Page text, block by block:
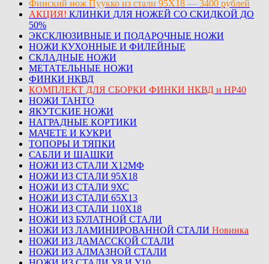
Финский нож Пуукко из стали 95Х18 — 3400 рублей
АКЦИЯ! КЛИНКИ ДЛЯ НОЖЕЙ СО СКИДКОЙ ДО
50%
ЭКСКЛЮЗИВНЫЕ И ПОДАРОЧНЫЕ НОЖИ
НОЖИ КУХОННЫЕ И ФИЛЕЙНЫЕ
СКЛАДНЫЕ НОЖИ
МЕТАТЕЛЬНЫЕ НОЖИ
ФИНКИ НКВД
КОМПЛЕКТ ДЛЯ СБОРКИ ФИНКИ НКВД и НР40
НОЖИ ТАНТО
ЯКУТСКИЕ НОЖИ
НАГРАДНЫЕ КОРТИКИ
МАЧЕТЕ И КУКРИ
ТОПОРЫ И ТЯПКИ
САБЛИ И ШАШКИ
НОЖИ ИЗ СТАЛИ Х12МФ
НОЖИ ИЗ СТАЛИ 95Х18
НОЖИ ИЗ СТАЛИ 9ХС
НОЖИ ИЗ СТАЛИ 65Х13
НОЖИ ИЗ СТАЛИ 110Х18
НОЖИ ИЗ БУЛАТНОЙ СТАЛИ
НОЖИ ИЗ ЛАМИНИРОВАННОЙ СТАЛИ Новинка
НОЖИ ИЗ ДАМАССКОЙ СТАЛИ
НОЖИ ИЗ АЛМАЗНОЙ СТАЛИ